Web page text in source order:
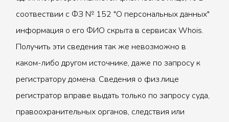
соотвествии с ФЗ № 152 "О персональных данных"
информация о его ФИО скрыта в сервисах Whois.
Получить эти сведения так же невозможно в
каком-либо другом источнике, даже по запросу к
регистратору домена. Сведения о физ.лице
регистратор вправе выдать только по запросу суда,
правоохранительных органов, следствия или